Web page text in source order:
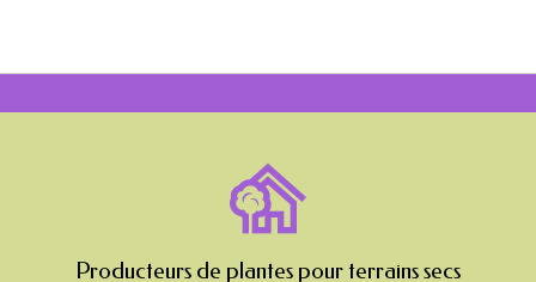
Producteurs de plantes pour terrains secs